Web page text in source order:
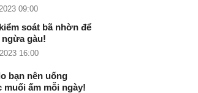
09:00
soát bã nhờn để
ngừa gàu!
16:00
bạn nên uống
muối ấm mỗi ngày!